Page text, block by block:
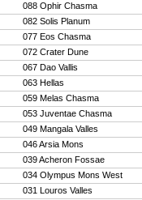
088 Ophir Chasma
082 Solis Planum
077 Eos Chasma
072 Crater Dune
067 Dao Vallis
063 Hellas
059 Melas Chasma
053 Juventae Chasma
049 Mangala Valles
046 Arsia Mons
039 Acheron Fossae
034 Olympus Mons West
031 Louros Valles